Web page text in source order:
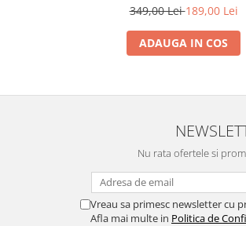
349,00 Lei189,00 Lei
ADAUGA IN COS
Nu rata ofertele si
Vreau sa primesc newsletter cu
Afla mai multe in Politica de